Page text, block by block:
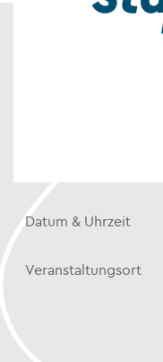
Datum & Uhrzeit
Veranstaltungsort